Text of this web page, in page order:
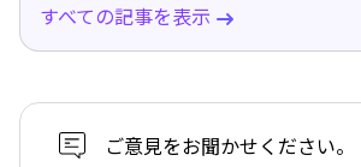
すべての記事を表示
ご意見をお聞かせください。